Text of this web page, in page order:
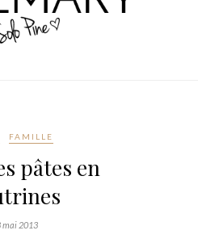
FAMILLE
pâtes en
mai 2013